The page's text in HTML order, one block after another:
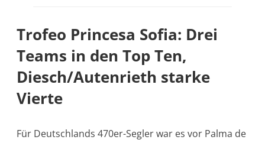
Trofeo Princesa Sofia: Drei
Teams in den Top Ten,
Diesch/Autenrieth starke
Vierte
Für Deutschlands 470er-Segler war es vor Palma de